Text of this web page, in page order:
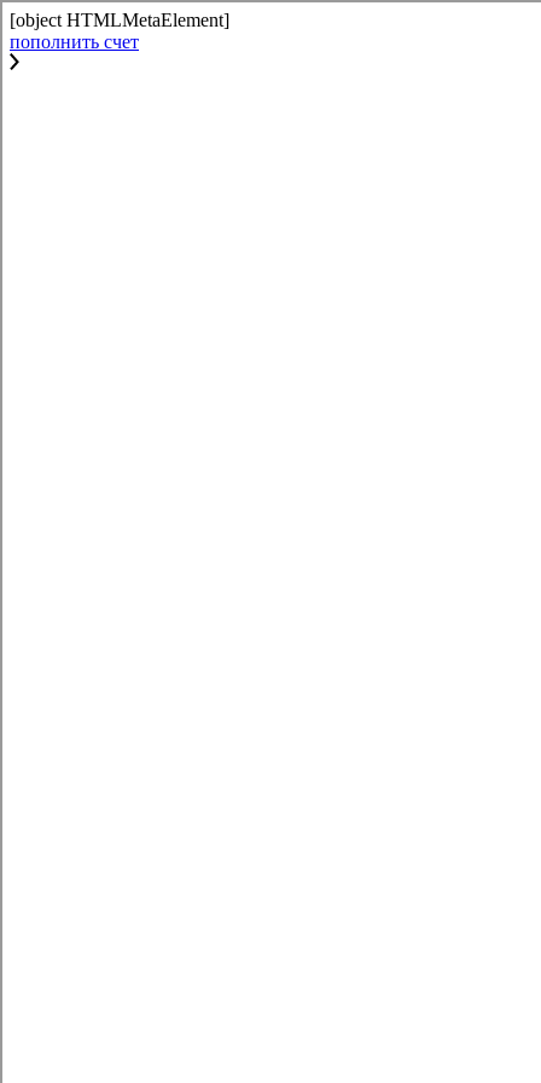
[object HTMLMetaElement]
пополнить счет